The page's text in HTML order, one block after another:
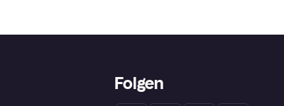
Folgen